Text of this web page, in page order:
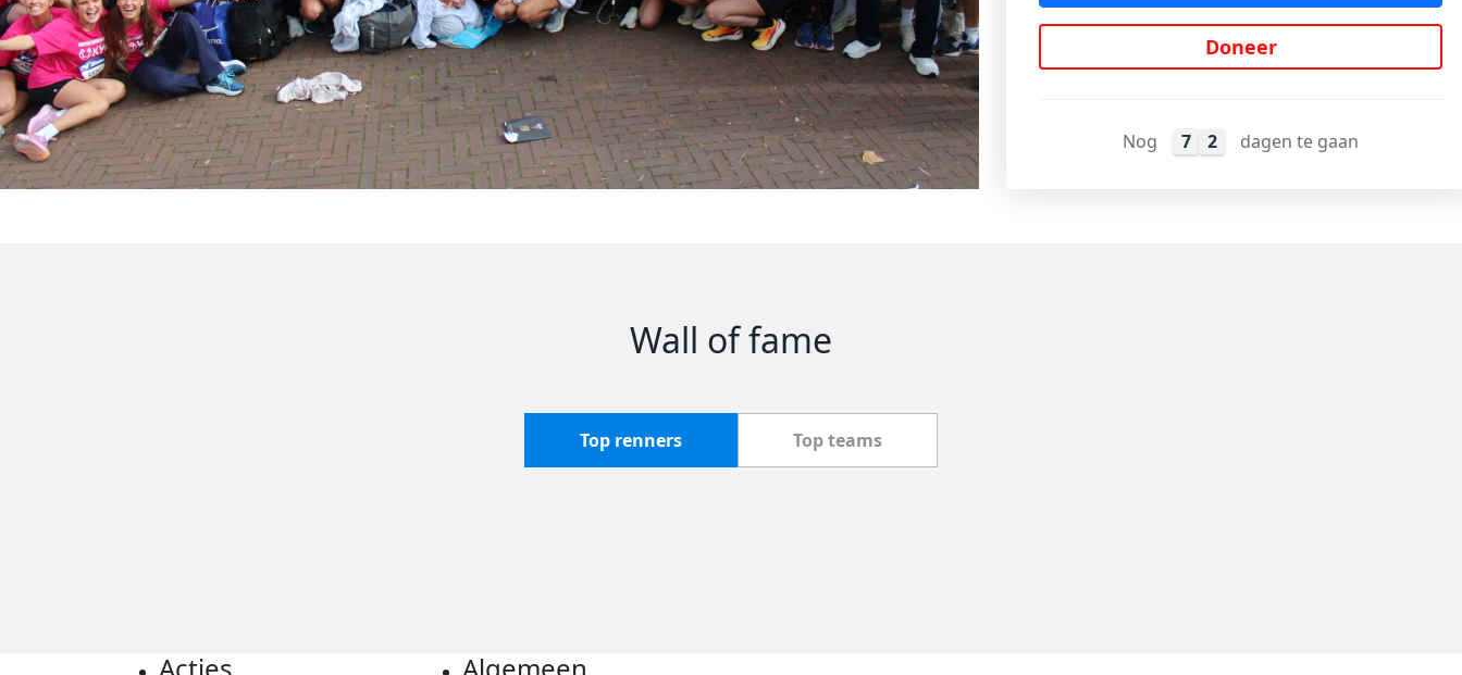
Doneer
Nog 7 2 dagen te gaan
Wall of fame
Top renners Top teams